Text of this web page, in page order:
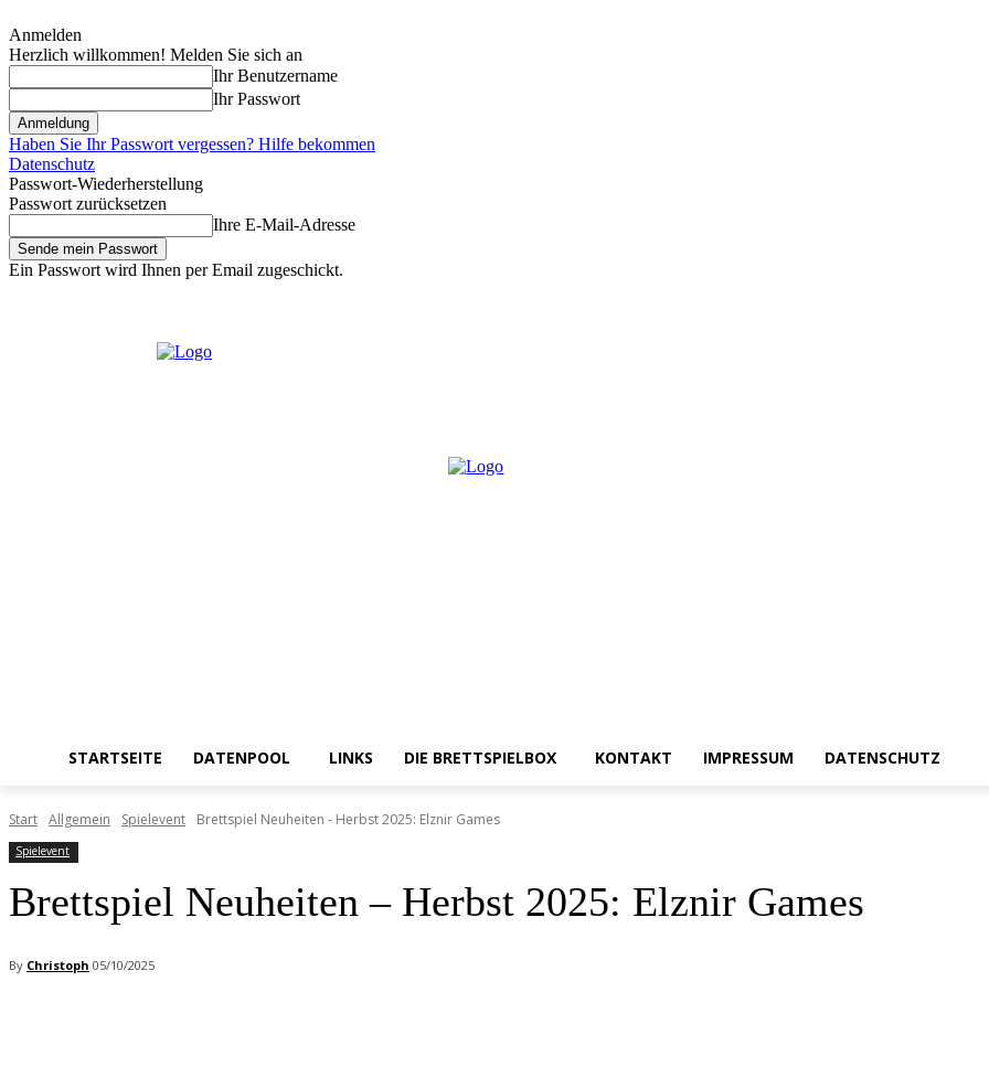
Anmelden
Herzlich willkommen! Melden Sie sich an
Ihr Benutzername
Ihr Passwort
Haben Sie Ihr Passwort vergessen? Hilfe bekommen
Datenschutz
Passwort-Wiederherstellung
Passwort zurücksetzen
Ihre E-Mail-Adresse
Ein Passwort wird Ihnen per Email zugeschickt.
STARTSEITE DATENPOOL LINKS DIE BRETTSPIELBOX KONTAKT IMPRESSUM DATENSCHUTZ
Start Allgemein Spielevent Brettspiel Neuheiten - Herbst 2025: Elznir Games
Spielevent
Brettspiel Neuheiten – Herbst 2025: Elznir Games
By Christoph 05/10/2025